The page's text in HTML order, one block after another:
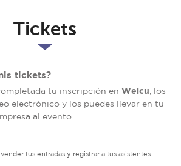
Tickets
tickets?
tu inscripción en Welcu , los
electrónico y los puedes llevar en tu
al evento.
vender tus entradas y registrar a tus asistentes